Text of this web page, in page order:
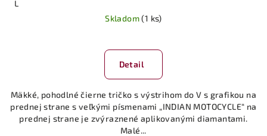
L
Skladom(1 ks)
hodnotenie
produktu
z
5
hviezdičiek.
Detail
Mäkké, pohodlné čierne tričko s výstrihom do V s grafikou na
prednej strane s veľkými písmenami „INDIAN MOTOCYCLE“ na
prednej strane je zvýraznené aplikovanými diamantami.
Malé...